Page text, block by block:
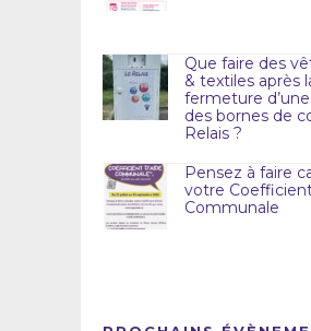
Que faire des
& textiles après
fermeture
des bornes de
Relais ?
Pensez à faire
votre Coefficient
Communale